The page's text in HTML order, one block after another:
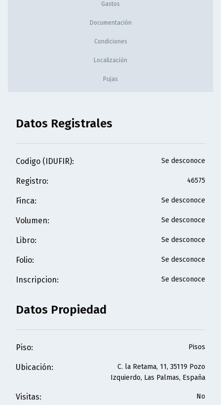
Gastos
Documentación
Condiciones
Localización
Pujas
Datos Registrales
Codigo (IDUFIR): Se desconoce
Registro: 46575
Finca: Se desconoce
Volumen: Se desconoce
Libro: Se desconoce
Folio: Se desconoce
Inscripcion: Se desconoce
Datos Propiedad
Piso: Pisos
Ubicación:
C. la Retama, 11, 35119 Pozo
Izquierdo, Las Palmas, España
Visitas: No